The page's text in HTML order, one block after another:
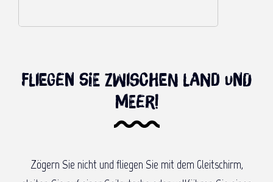
Fliegen Sie zwischen Land und
Meer!
Zögern Sie nicht und fliegen Sie mit dem Gleitschirm,